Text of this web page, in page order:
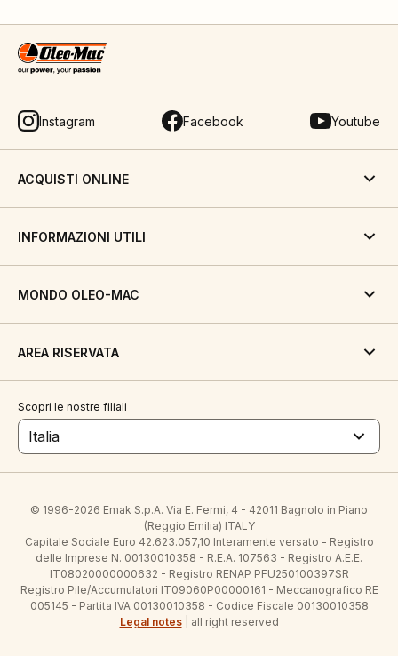
Instagram Facebook Youtube
ACQUISTI ONLINE
INFORMAZIONI UTILI
MONDO OLEO-MAC
AREA RISERVATA
Scopri le nostre filiali
Italia
© 1996-2026 Emak S.p.A. Via E. Fermi, 4 - 42011 Bagnolo in Piano
(Reggio Emilia) ITALY
Capitale Sociale Euro 42.623.057,10 Interamente versato - Registro
delle Imprese N. 00130010358 - R.E.A. 107563 - Registro A.E.E.
IT08020000000632 - Registro RENAP PFU250100397SR
Registro Pile/Accumulatori IT09060P00000161 - Meccanografico RE
005145 - Partita IVA 00130010358 - Codice Fiscale 00130010358
Legal notes| all right reserved